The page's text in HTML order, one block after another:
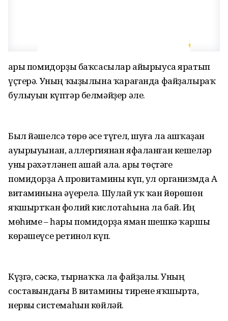
Һары помидорҙы баҡсасылар айырыуса яратып
үҫтерә. Уның ҡыҙылына ҡарағанда файҙалыраҡ
булыуын күптәр белмәйҙер әле.
Был йәшелсә төрө әсе түгел, шуға ла ашҡаҙан
ауырыуынан, аллергиянан яфаланған кешеләр
уны рәхәтләнеп ашай ала. Һары төҫтәге
помидорҙа А провитамины күп, ул организмда А
витаминына әүерелә. Шулай уҡ ҡан йөрөшөн
яҡшыртҡан фолий кислотаһына ла бай. Иң
мөһиме – һары помидорҙа яман шешкә ҡаршы
көрәшеүсе ретинол күп.
Күҙгә, сәскә, тырнаҡҡа ла файҙалы. Уның
составындағы В витамины тирене яҡшырта,
нервы системаһын көйләй.